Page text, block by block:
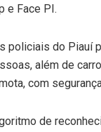
e Face PI.
policiais do Piauí
além de
com
de